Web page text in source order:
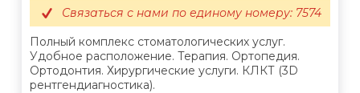
Полный комплекс стоматологических услуг.
Удобное расположение. Терапия. Ортопедия.
Ортодонтия. Хирургические услуги. КЛКТ (3D
рентгендиагностика).
Связаться с нами по единому номеру: 7574